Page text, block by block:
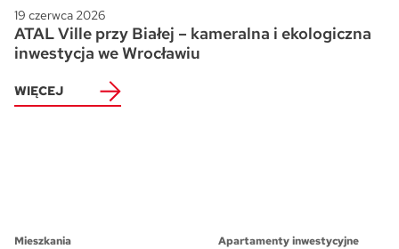
19 czerwca 2026
ATAL Ville przy Białej – kameralna i ekologiczna
inwestycja we Wrocławiu
WIĘCEJ
Mieszkania
Apartamenty inwestycyjne